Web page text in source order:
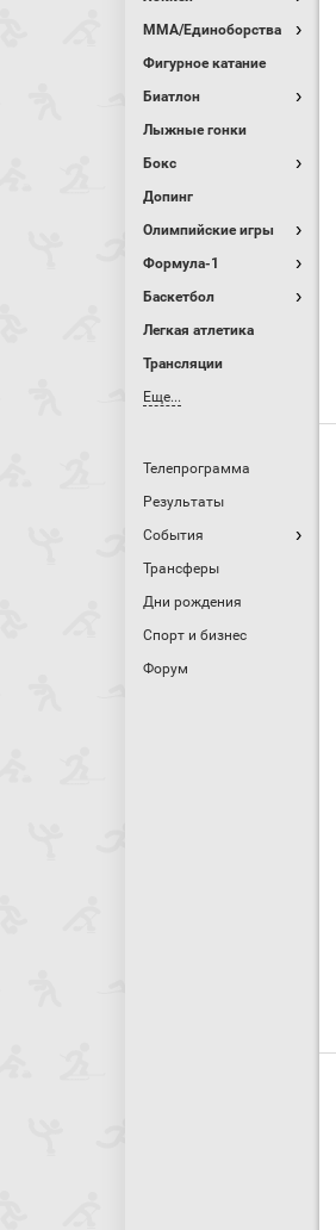
MMA/Единоборства
Фигурное катание
Биатлон
Лыжные гонки
Бокс
Допинг
Олимпийские игры
Формула-1
Баскетбол
Легкая атлетика
Трансляции
Еще...
Телепрограмма
Результаты
События
Трансферы
Дни рождения
Спорт и бизнес
Форум